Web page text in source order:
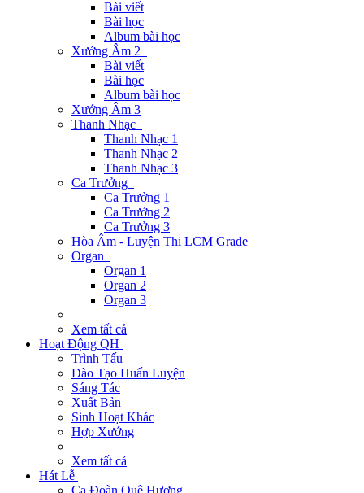
Bài viết
Bài học
Album bài học
Xướng Âm 2
Bài viết
Bài học
Album bài học
Xướng Âm 3
Thanh Nhạc
Thanh Nhạc 1
Thanh Nhạc 2
Thanh Nhạc 3
Ca Trưởng
Ca Trưởng 1
Ca Trưởng 2
Ca Trưởng 3
Hòa Âm - Luyện Thi LCM Grade
Organ
Organ 1
Organ 2
Organ 3
Xem tất cả
Hoạt Động QH
Trình Tấu
Đào Tạo Huấn Luyện
Sáng Tác
Xuất Bản
Sinh Hoạt Khác
Hợp Xướng
Xem tất cả
Hát Lễ
Ca Đoàn Quê Hương